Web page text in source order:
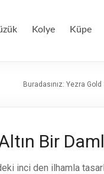
Kolye Küpe
Buradasınız: Yezra Gold
Bir
inci den ilhamla